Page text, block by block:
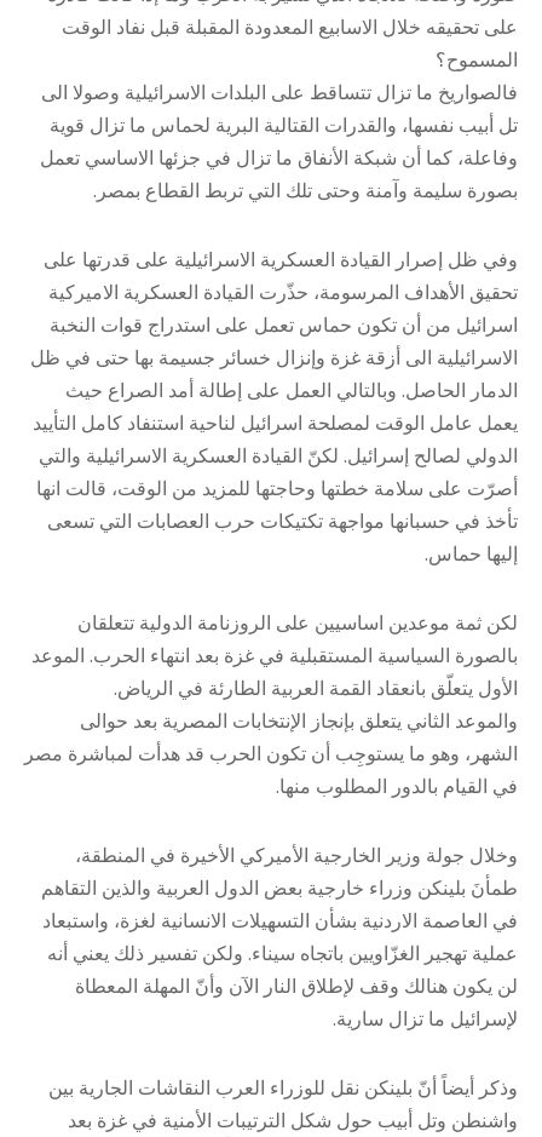
على تحقيقه خلال الاسابيع المعدودة المقبلة قبل نفاد الوقت
المسموح؟
فالصواريخ ما تزال تتساقط على البلدات الاسرائيلية وصولا الى
تل أبيب نفسها، والقدرات القتالية البرية لحماس ما تزال قوية
وفاعلة، كما أن شبكة الأنفاق ما تزال في جزئها الاساسي تعمل
بصورة سليمة وآمنة وحتى تلك التي تربط القطاع بمصر.
وفي ظل إصرار القيادة العسكرية الاسرائيلية على قدرتها على
تحقيق الأهداف المرسومة، حذّرت القيادة العسكرية الاميركية
اسرائيل من أن تكون حماس تعمل على استدراج قوات النخبة
الاسرائيلية الى أزقة غزة وإنزال خسائر جسيمة بها حتى في ظل
الدمار الحاصل. وبالتالي العمل على إطالة أمد الصراع حيث
يعمل عامل الوقت لمصلحة اسرائيل لناحية استنفاد كامل التأييد
الدولي لصالح إسرائيل. لكنّ القيادة العسكرية الاسرائيلية والتي
أصرّت على سلامة خطتها وحاجتها للمزيد من الوقت، قالت انها
تأخذ في حسبانها مواجهة تكتيكات حرب العصابات التي تسعى
إليها حماس.
لكن ثمة موعدين اساسيين على الروزنامة الدولية تتعلقان
بالصورة السياسية المستقبلية في غزة بعد انتهاء الحرب. الموعد
الأول يتعلّق بانعقاد القمة العربية الطارئة في الرياض.
والموعد الثاني يتعلق بإنجاز الإنتخابات المصرية بعد حوالى
الشهر، وهو ما يستوجِب أن تكون الحرب قد هدأت لمباشرة مصر
في القيام بالدور المطلوب منها.
وخلال جولة وزير الخارجية الأميركي الأخيرة في المنطقة،
طمأنَ بلينكن وزراء خارجية بعض الدول العربية والذين التقاهم
في العاصمة الاردنية بشأن التسهيلات الانسانية لغزة، واستبعاد
عملية تهجير الغزّاويين باتجاه سيناء. ولكن تفسير ذلك يعني أنه
لن يكون هنالك وقف لإطلاق النار الآن وأنّ المهلة المعطاة
لإسرائيل ما تزال سارية.
وذكر أيضاً أنّ بلينكن نقل للوزراء العرب النقاشات الجارية بين
واشنطن وتل أبيب حول شكل الترتيبات الأمنية في غزة بعد